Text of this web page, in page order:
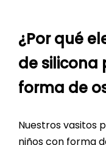
¿Por qué
de silicona
forma de
Nuestros vasitos
niños con forma